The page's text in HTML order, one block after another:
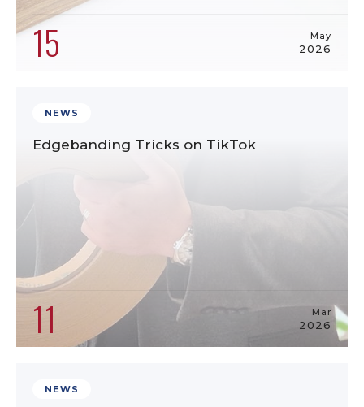
15 May
2026
NEWS
Edgebanding Tricks on TikTok
11 Mar
2026
NEWS